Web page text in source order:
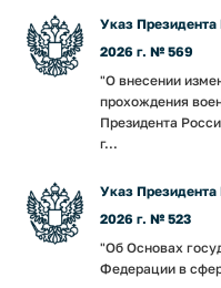
Указ Президента
2026 г. № 569
"О внесении
прохождения
Президента
г...
Указ
2026 г. № 523
"Об Основах
Федерации в